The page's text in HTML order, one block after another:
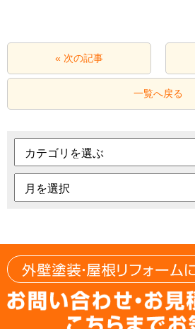
« 次の記事
一覧へ戻る